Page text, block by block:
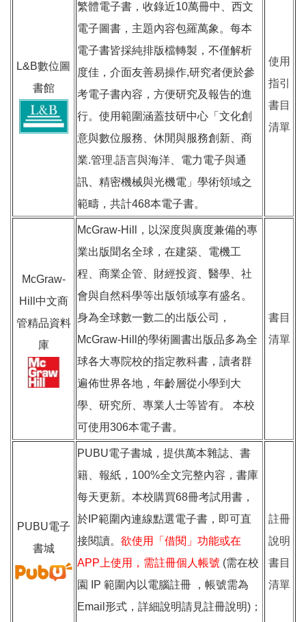
L&B數位圖
書館
繁體電子書，收錄近10萬冊中、西文
電子圖書，主題內容包羅萬象。每本
電子書皆採純排版檔轉製，不僅解析
度佳，介面友善易操作,研究者便於參
考電子書內容，方便研究及報告的進
行。使用範圍涵蓋技研中心「文化創
意與數位服務、休閒與服務創新、商
業.管理.語言與海洋、電力電子與通
訊、精密機械與光機電」學術領域之
範疇，共計468本電子書。
使用
指引
書目
清單
McGraw-
Hill中文商
管精品資料
庫
McGraw-Hill，以深度與廣度兼備的專
業出版聞名全球，在建築、電機工
程、商業企管、財經投資、醫學、社
會與自然科學等出版領域享有盛名。
身為全球數一數二的出版公司，
McGraw-Hill的學術圖書出版品多為全
球各大專院校的指定教科書，讀者群
遍佈世界各地，年齡層從小學到大
學、研究所、專業人士等皆有。 本校
可使用306本電子書。
書目
清單
PUBU電子
書城
PUBU電子書城，提供萬本雜誌、書
籍、報紙，100%全文完整內容，書庫
每天更新。本校購買68冊考試用書，
於IP範圍內連線點選電子書，即可直
接閱讀。 欲使用「借閱」功能或在
APP上使用，需註冊個人帳號 (需在校
園 IP 範圍內以電腦註冊 ，帳號需為
Email形式，詳細說明請見註冊說明)；
註冊
說明
書目
清單